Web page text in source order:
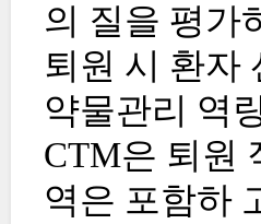
의 질을 평가
퇴원 시 환자
약물관리 역
CTM은 퇴원
역은 포함하